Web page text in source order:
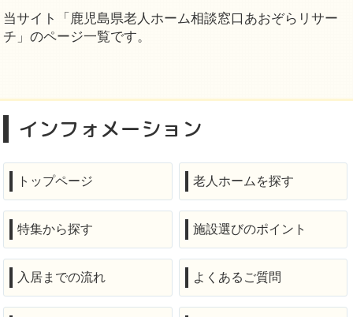
当サイト「鹿児島県老人ホーム相談窓口あおぞらリサー
チ」のページ一覧です。
インフォメーション
トップページ 老人ホームを探す
特集から探す 施設選びのポイント
入居までの流れ よくあるご質問